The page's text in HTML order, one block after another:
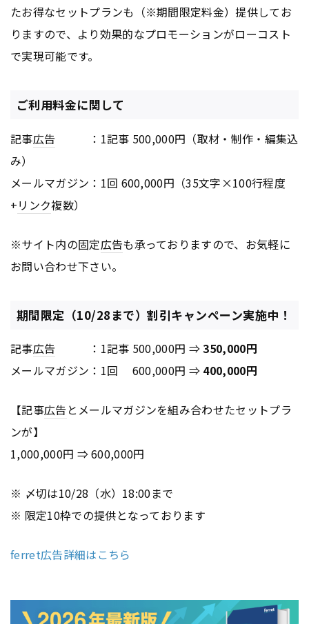
たお得なセットプランも（※期間限定料金）提供してお
りますので、より効果的なプロモーションがローコスト
で実現可能です。
ご利用料金に関して
記事広告 ：1記事 500,000円（取材・制作・編集込
み）
メールマガジン：1回 600,000円（35文字×100行程度
+リンク複数）
※サイト内の固定広告も承っておりますので、お気軽に
お問い合わせ下さい。
期間限定（10/28まで）割引キャンペーン実施中！
記事広告 ：1記事 500,000円 ⇒350,000円
メールマガジン：1回 600,000円 ⇒ 400,000円
【記事広告 とメールマガジンを組み合わせたセットプラ
ンが】
1,000,000円 ⇒ 600,000円
※ 〆切は10/28（水）18:00まで
※ 限定10枠での提供となっております
ferret広告詳細はこちら